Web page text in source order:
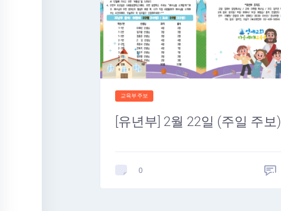
교육부주보
[유년부] 2월 22일 (주일 주보)
0